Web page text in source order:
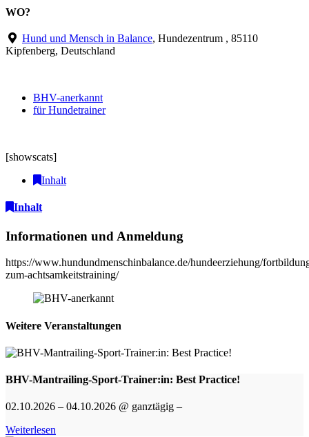
WO?
Hund und Mensch in Balance, Hundezentrum , 85110
Kipfenberg, Deutschland
BHV-anerkannt
für Hundetrainer
[showscats]
Inhalt
Inhalt
Informationen und Anmeldung
https://www.hundundmenschinbalance.de/hundeerziehung/
zum-achtsamkeitstraining/
Weitere Veranstaltungen
BHV-Mantrailing-Sport-Trainer:in: Best Practice!
02.10.2026 – 04.10.2026 @ ganztägig –
Weiterlesen